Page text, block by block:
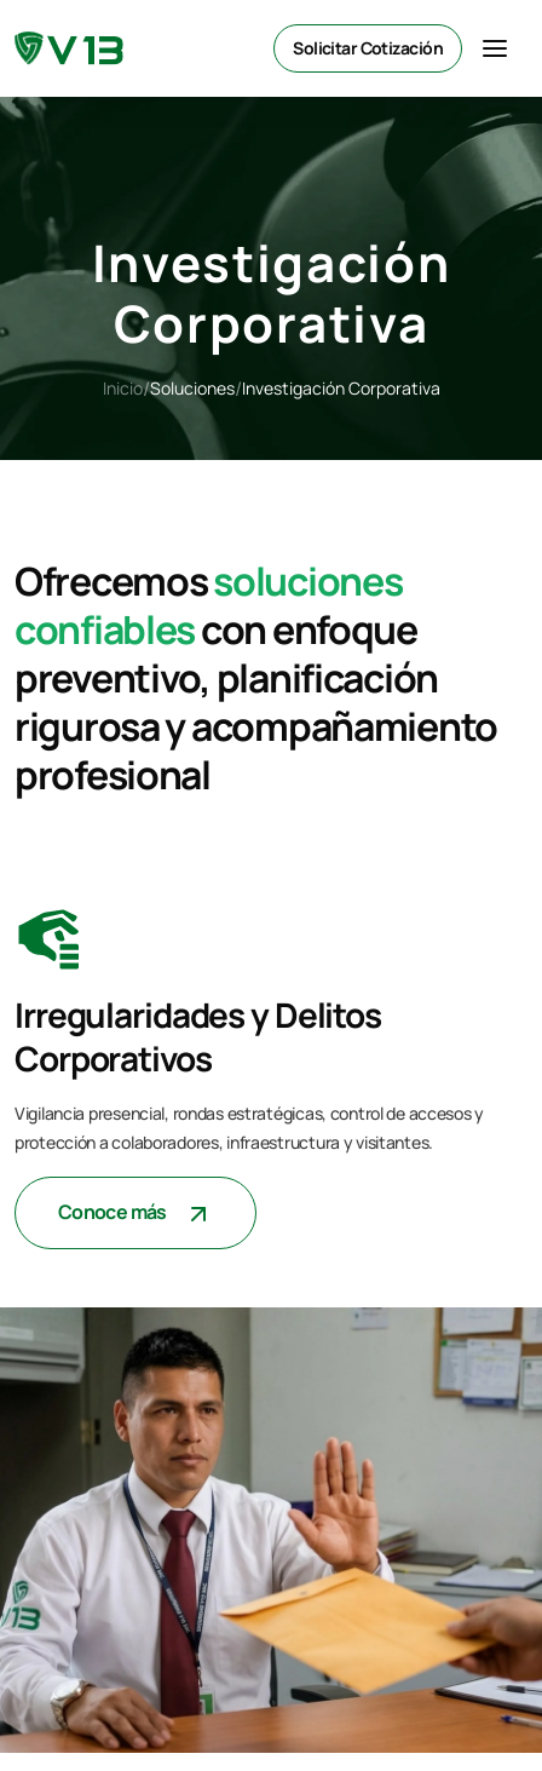
Solicitar Cotización
Investigación
Corporativa
Inicio/Soluciones/Investigación Corporativa
Ofrecemossoluciones
confiablescon enfoque
preventivo, planificación
rigurosa y acompañamiento
profesional
Irregularidades y Delitos
Corporativos
Vigilancia presencial, rondas estratégicas, control de accesos y
protección a colaboradores, infraestructura y visitantes.
Conoce más